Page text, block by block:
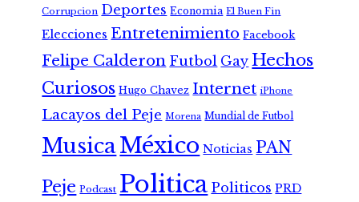
Corrupcion Deportes Economia El Buen Fin
Elecciones Entretenimiento Facebook
Felipe Calderon Futbol Gay Hechos
Curiosos Hugo Chavez Internet iPhone
Lacayos del Peje Morena Mundial de Futbol
MusicaMéxico Noticias PAN
Peje Podcast Politica Politicos PRD